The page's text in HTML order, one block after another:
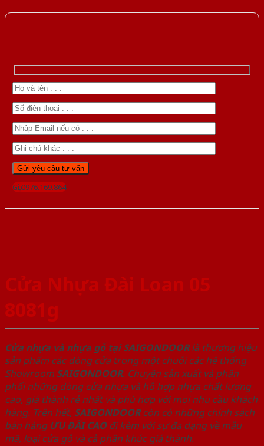
Gọi 0976.169.864
Cửa Nhựa Đài Loan 05
8081g
Cửa nhựa và nhựa gỗ tại SAIGONDOORlà thương hiệu
sản phẩm các dòng cửa trong một chuỗi các hệ thống
Showroom SAIGONDOOR. Chuyên sản xuất và phân
phối những dòng cửa nhựa và hỗ hợp nhựa chất lượng
cao, giá thành rẻ nhất và phù hợp với mọi nhu cầu khách
hàng. Trên hết, SAIGONDOORcòn có những chính sách
bán hàng ƯU ĐÃI CAOđi kèm với sự đa dạng về mẫu
mã, loại cửa gỗ và cả phân khúc giá thành.